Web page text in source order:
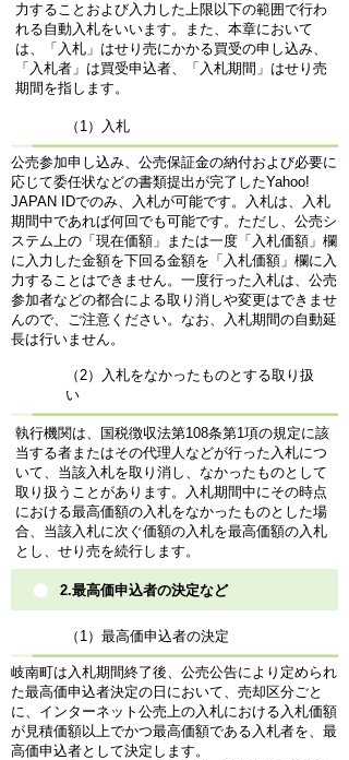
力することおよび入力した上限以下の範囲で行わ
れる自動入札をいいます。また、本章において
は、「入札」はせり売にかかる買受の申し込み、
「入札者」は買受申込者、「入札期間」はせり売
期間を指します。
（1）入札
公売参加申し込み、公売保証金の納付および必要に
応じて委任状などの書類提出が完了したYahoo!
JAPAN IDでのみ、入札が可能です。入札は、入札
期間中であれば何回でも可能です。ただし、公売シ
ステム上の「現在価額」または一度「入札価額」欄
に入力した金額を下回る金額を「入札価額」欄に入
力することはできません。一度行った入札は、公売
参加者などの都合による取り消しや変更はできませ
んので、ご注意ください。なお、入札期間の自動延
長は行いません。
（2）入札をなかったものとする取り扱
い
執行機関は、国税徴収法第108条第1項の規定に該
当する者またはその代理人などが行った入札につ
いて、当該入札を取り消し、なかったものとして
取り扱うことがあります。入札期間中にその時点
における最高価額の入札をなかったものとした場
合、当該入札に次ぐ価額の入札を最高価額の入札
とし、せり売を続行します。
2.最高価申込者の決定など
（1）最高価申込者の決定
岐南町は入札期間終了後、公売公告により定められ
た最高価申込者決定の日において、売却区分ごと
に、インターネット公売上の入札における入札価額
が見積価額以上でかつ最高価額である入札者を、最
高価申込者として決定します。